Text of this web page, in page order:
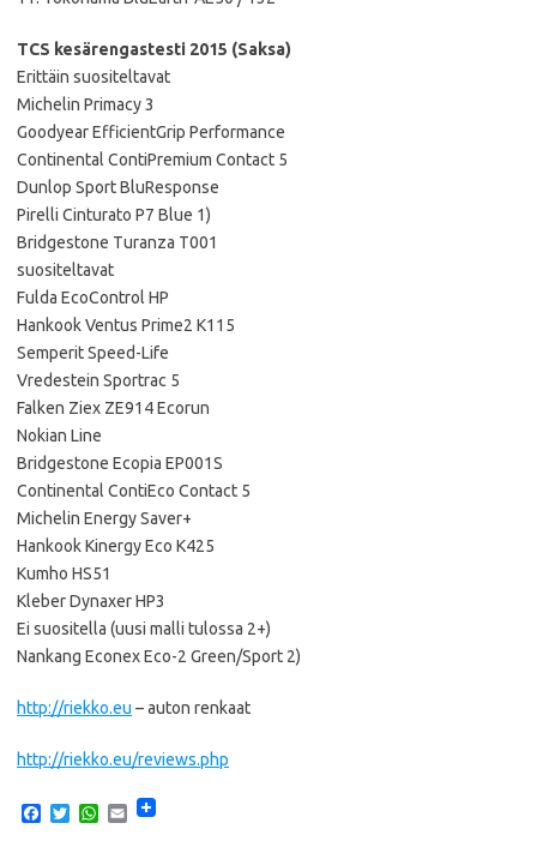
TCS kesärengastesti 2015 (Saksa)
Erittäin suositeltavat
Michelin Primacy 3
Goodyear EfficientGrip Performance
Continental ContiPremium Contact 5
Dunlop Sport BluResponse
Pirelli Cinturato P7 Blue 1)
Bridgestone Turanza T001
suositeltavat
Fulda EcoControl HP
Hankook Ventus Prime2 K115
Semperit Speed-Life
Vredestein Sportrac 5
Falken Ziex ZE914 Ecorun
Nokian Line
Bridgestone Ecopia EP001S
Continental ContiEco Contact 5
Michelin Energy Saver+
Hankook Kinergy Eco K425
Kumho HS51
Kleber Dynaxer HP3
Ei suositella (uusi malli tulossa 2+)
Nankang Econex Eco-2 Green/Sport 2)
http://riekko.eu – auton renkaat
http://riekko.eu/reviews.php
T
W
E